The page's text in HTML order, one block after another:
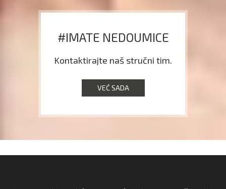
#IMATE NEDOUMICE
Kontaktirajte naš stručni tim.
VEĆ SADA